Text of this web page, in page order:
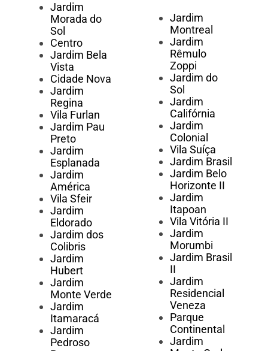
Jardim
Morada do
Sol
Centro
Jardim Bela
Vista
Cidade Nova
Jardim
Regina
Vila Furlan
Jardim Pau
Preto
Jardim
Esplanada
Jardim
América
Vila Sfeir
Jardim
Eldorado
Jardim dos
Colibris
Jardim
Hubert
Jardim
Monte Verde
Jardim
Itamaracá
Jardim
Pedroso
Jardim
Montreal
Jardim
Rêmulo
Zoppi
Jardim do
Sol
Jardim
Califórnia
Jardim
Colonial
Vila Suíça
Jardim Brasil
Jardim Belo
Horizonte II
Jardim
Itapoan
Vila Vitória II
Jardim
Morumbi
Jardim Brasil
II
Jardim
Residencial
Veneza
Parque
Continental
Jardim